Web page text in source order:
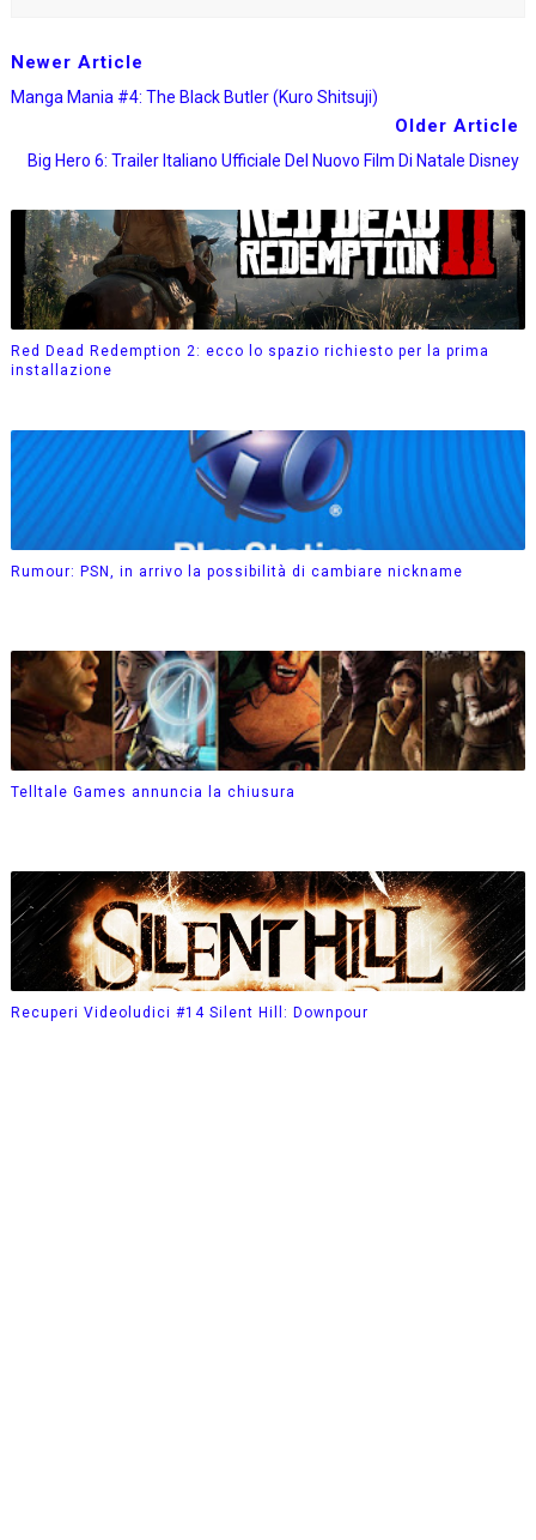
Newer Article
Manga Mania #4: The Black Butler (Kuro Shitsuji)
Older Article
Big Hero 6: Trailer Italiano Ufficiale Del Nuovo Film Di Natale Disney
Red Dead Redemption 2: ecco lo spazio richiesto per la prima
installazione
Rumour: PSN, in arrivo la possibilità di cambiare nickname
Telltale Games annuncia la chiusura
Recuperi Videoludici #14 Silent Hill: Downpour